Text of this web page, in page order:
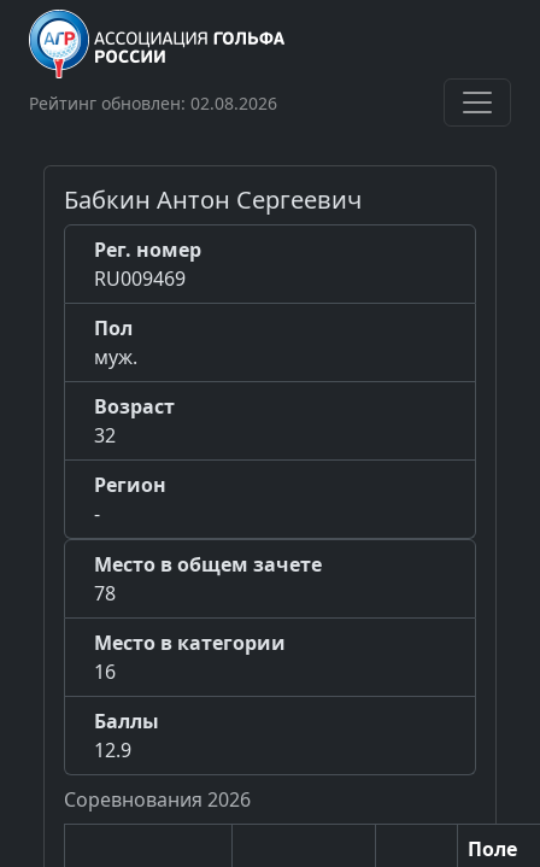
Рейтинг обновлен: 02.08.2026
Бабкин Антон Сергеевич
Рег. номер
RU009469
Пол
муж.
Возраст
32
Регион
-
Место в общем зачете
78
Место в категории
16
Баллы
12.9
Соревнования 2026
Поле